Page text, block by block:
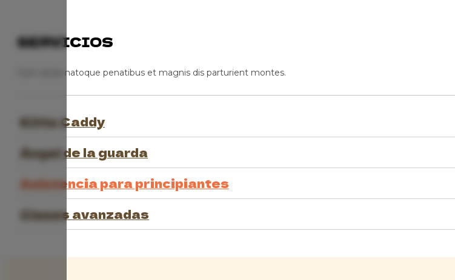
SERVICIOS
Cum sociis natoque penatibus et magnis dis parturient montes.
Kitte Caddy
Ángel de la guarda
Asistencia para principiantes
Clases avanzadas